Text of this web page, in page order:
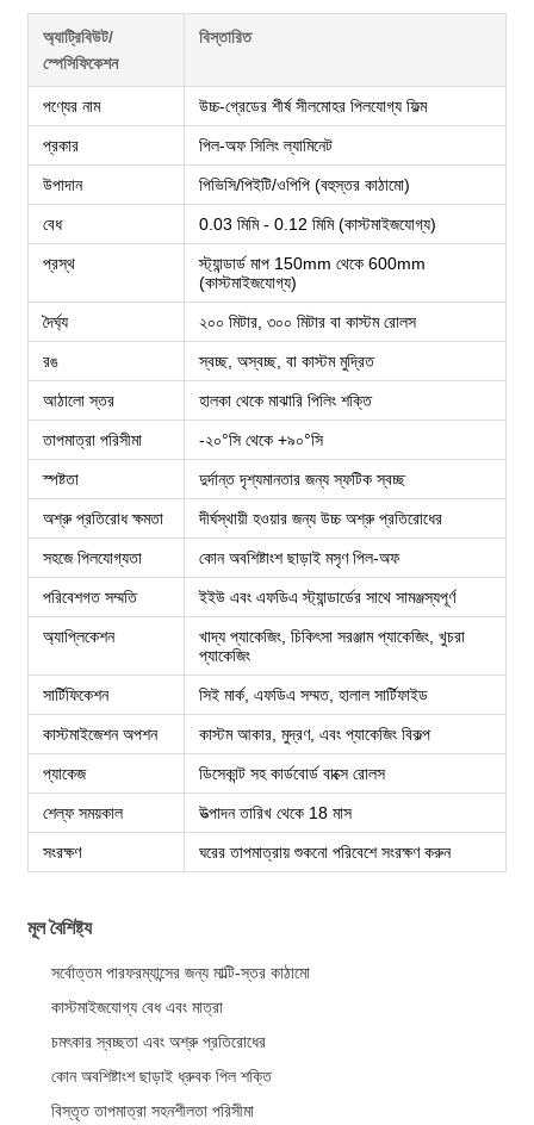
অ্যাট্রিবিউট/
স্পেসিফিকেশন
বিস্তারিত
পণ্যের নাম উচ্চ-গ্রেডের শীর্ষ সীলমোহর পিলযোগ্য ফিল্ম
প্রকার পিল-অফ সিলিং ল্যামিনেট
উপাদান পিভিসি/পিইটি/ওপিপি (বহুস্তর কাঠামো)
বেধ 0.03 মিমি - 0.12 মিমি (কাস্টমাইজযোগ্য)
প্রস্থ
স্ট্যান্ডার্ড মাপ 150mm থেকে 600mm
(কাস্টমাইজযোগ্য)
দৈর্ঘ্য ২০০ মিটার, ৩০০ মিটার বা কাস্টম রোলস
রঙ স্বচ্ছ, অস্বচ্ছ, বা কাস্টম মুদ্রিত
আঠালো স্তর হালকা থেকে মাঝারি পিলিং শক্তি
তাপমাত্রা পরিসীমা -২০°সি থেকে +৯০°সি
স্পষ্টতা দুর্দান্ত দৃশ্যমানতার জন্য স্ফটিক স্বচ্ছ
অশ্রু প্রতিরোধ ক্ষমতা দীর্ঘস্থায়ী হওয়ার জন্য উচ্চ অশ্রু প্রতিরোধের
সহজে পিলযোগ্যতা কোন অবশিষ্টাংশ ছাড়াই মসৃণ পিল-অফ
পরিবেশগত সম্মতি ইইউ এবং এফডিএ স্ট্যান্ডার্ডের সাথে সামঞ্জস্যপূর্ণ
অ্যাপ্লিকেশন
খাদ্য প্যাকেজিং, চিকিৎসা সরঞ্জাম প্যাকেজিং, খুচরা
প্যাকেজিং
সার্টিফিকেশন সিই মার্ক, এফডিএ সম্মত, হালাল সার্টিফাইড
কাস্টমাইজেশন অপশন কাস্টম আকার, মুদ্রণ, এবং প্যাকেজিং বিকল্প
প্যাকেজ ডিসেকান্ট সহ কার্ডবোর্ড বাক্সে রোলস
শেল্ফ সময়কাল উত্পাদন তারিখ থেকে 18 মাস
সংরক্ষণ ঘরের তাপমাত্রায় শুকনো পরিবেশে সংরক্ষণ করুন
মূল বৈশিষ্ট্য
সর্বোত্তম পারফরম্যান্সের জন্য মাল্টি-স্তর কাঠামো
কাস্টমাইজযোগ্য বেধ এবং মাত্রা
চমৎকার স্বচ্ছতা এবং অশ্রু প্রতিরোধের
কোন অবশিষ্টাংশ ছাড়াই ধ্রুবক পিল শক্তি
বিস্তৃত তাপমাত্রা সহনশীলতা পরিসীমা